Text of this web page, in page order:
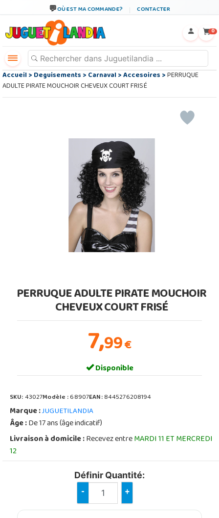
OÙ EST MA COMMANDE? CONTACTER
0
Accueil>Deguisements>Carnaval>Accesoires>PERRUQUE
ADULTE PIRATE MOUCHOIR CHEVEUX COURT FRISÉ
PERRUQUE ADULTE PIRATE MOUCHOIR
CHEVEUX COURT FRISÉ
7,99€
Disponible
SKU:43027Modèle :68907EAN:8445276208194
Marque :JUGUETILANDIA
Âge :De 17 ans (âge indicatif)
Livraison à domicile :Recevez entreMARDI 11 ET MERCREDI
12
Définir Quantité:
- +